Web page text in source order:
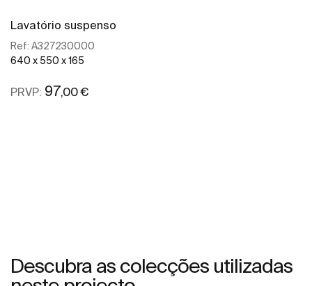
Lavatório suspenso
Ref: A327230000
640 x 550 x 165
PRVP: 97,00 €
Descubra as colecções utilizadas